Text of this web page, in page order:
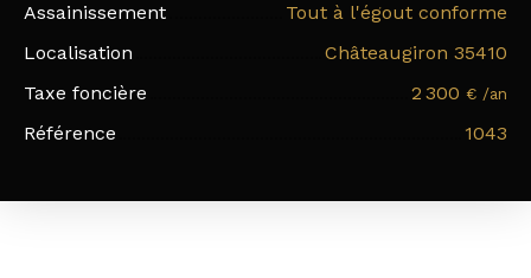
Assainissement
Tout à l'égout conforme
Localisation
Châteaugiron 35410
Taxe foncière
2 300 € /an
Référence 1043